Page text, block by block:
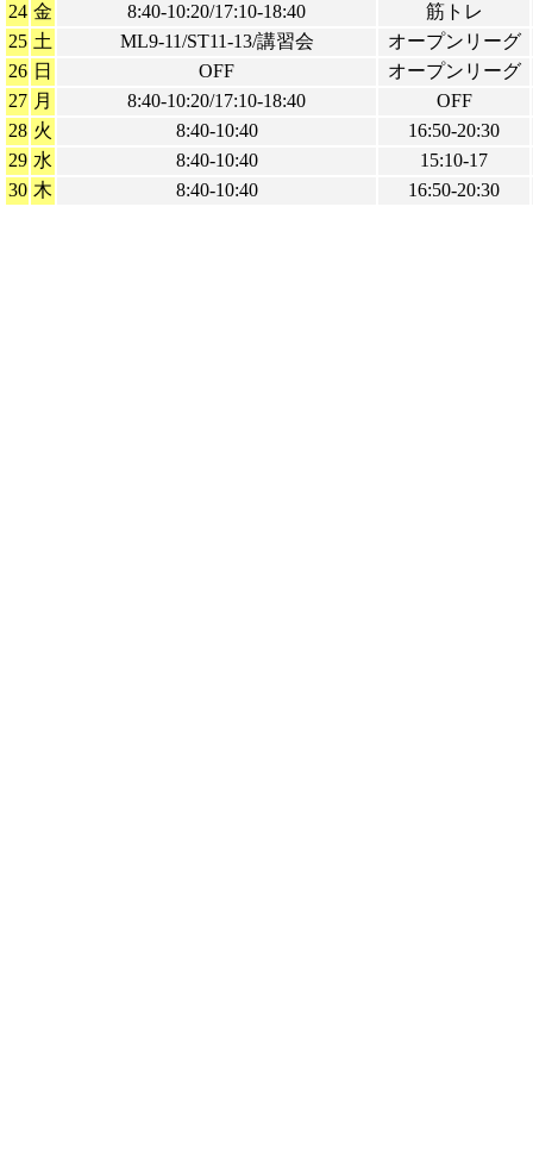
24 金 8:40-10:20/17:10-18:40
筋トレ
25 土 ML9-11/ST11-13/講習会
オープンリーグ
26 日 OFF
オープンリーグ
27 月 8:40-10:20/17:10-18:40
OFF
28 火 8:40-10:40
16:50-20:30
29 水 8:40-10:40
15:10-17
30 木 8:40-10:40 16:50-20:30